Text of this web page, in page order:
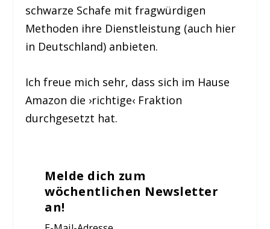
schwarze Schafe mit fragwürdigen
Methoden ihre Dienstleistung (auch hier
in Deutschland) anbieten.
Ich freue mich sehr, dass sich im Hause
Amazon die ›richtige‹ Fraktion
durchgesetzt hat.
Melde dich zum
wöchentlichen Newsletter
an!